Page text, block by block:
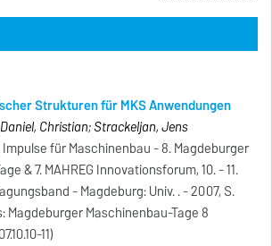
Strukturen für MKS Anwendungen
Christian; Strackeljan, Jens
Impulse für Maschinenbau - 8. Magdeburger
& 7. MAHREG Innovationsforum, 10. - 11.
- Magdeburg: Univ. . - 2007, S.
Magdeburger Maschinenbau-Tage 8
11)